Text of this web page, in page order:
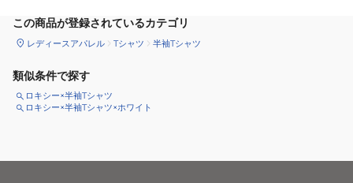
この商品が登録されているカテゴリ
レディースアパレル Tシャツ 半袖Tシャツ
類似条件で探す
ロキシー×半袖Tシャツ
ロキシー×半袖Tシャツ×ホワイト